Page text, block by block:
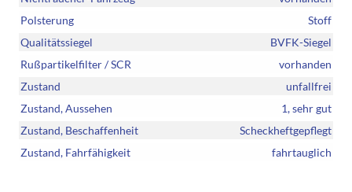
Polsterung
Stoff
Qualitätssiegel
BVFK-Siegel
Rußpartikelfilter / SCR
vorhanden
Zustand
unfallfrei
Zustand, Aussehen
1, sehr gut
Zustand, Beschaffenheit
Scheckheftgepflegt
Zustand, Fahrfähigkeit
fahrtauglich